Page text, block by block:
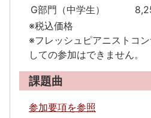
G部門（中学生）
※税込価格
※フレッシュピアニストコ
しての参加はできません。
課題曲
参加要項を参照